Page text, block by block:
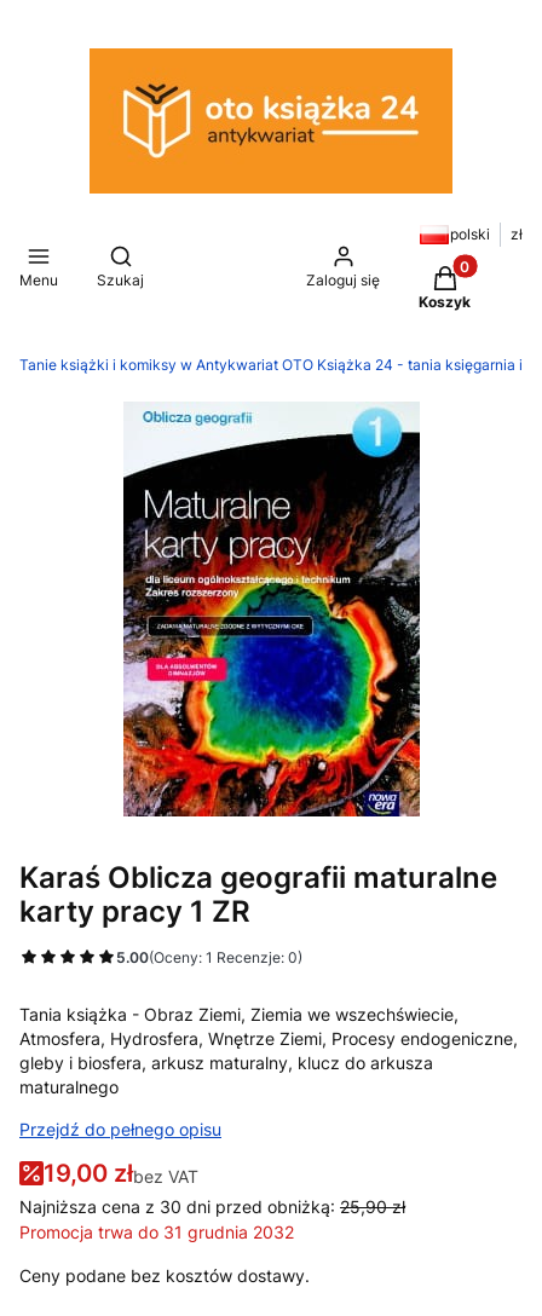
Menu
Otwórz wyszukiwarkę
Szukaj Zaloguj się
polski zł
Produkty w
Koszyk
Tanie książki i komiksy w Antykwariat OTO Książka 24 - tania księgarnia
Karaś Oblicza geografii maturalne
karty pracy 1 ZR
5.00(Oceny: 1 Recenzje: 0)
Przejdź do sekcji Opinie
Tania książka - Obraz Ziemi, Ziemia we wszechświecie,
Atmosfera, Hydrosfera, Wnętrze Ziemi, Procesy endogeniczne,
gleby i biosfera, arkusz maturalny, klucz do arkusza
maturalnego
Przejdź do pełnego opisu
19,00 złbez VAT
Najniższa cena z 30 dni przed obniżką: 25,90 zł
Promocja trwa do 31 grudnia 2032
Ceny podane bez kosztów dostawy.